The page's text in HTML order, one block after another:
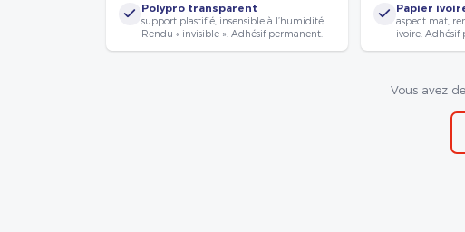
Polypro transparent
support plastifié, insensible à l’humidité.
Rendu « invisible ». Adhésif permanent.
Papier
aspect mat,
ivoire. Adhésif
Vous avez